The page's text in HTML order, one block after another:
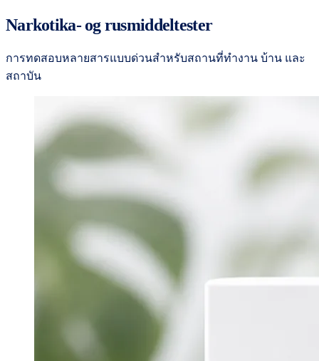
Narkotika- og rusmiddeltester
การทดสอบหลายสารแบบด่วนสำหรับสถานที่ทำงาน บ้าน และ
สถาบัน